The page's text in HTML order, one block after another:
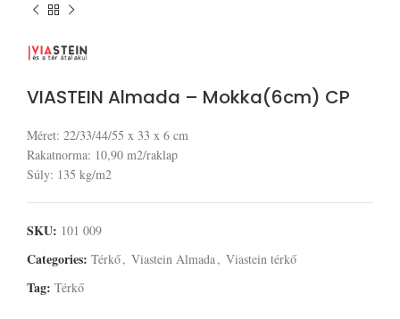
VIASTEIN Almada – Mokka(6cm) CP
Méret: 22/33/44/55 x 33 x 6 cm
Rakatnorma: 10,90 m2/raklap
Súly: 135 kg/m2
SKU: 101 009
Categories: Térkő, Viastein Almada, Viastein térkő
Tag: Térkő